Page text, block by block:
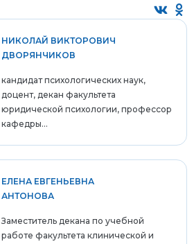
НИКОЛАЙ ВИКТОРОВИЧ
ДВОРЯНЧИКОВ
кандидат психологических наук,
доцент, декан факультета
юридической психологии, профессор
кафедры...
ЕЛЕНА ЕВГЕНЬЕВНА
АНТОНОВА
Заместитель декана по учебной
работе факультета клинической и